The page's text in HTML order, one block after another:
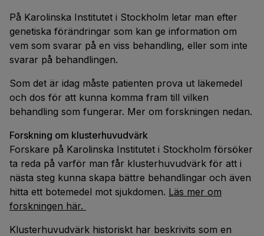
På Karolinska Institutet i Stockholm letar man efter
genetiska förändringar som kan ge information om
vem som svarar på en viss behandling, eller som inte
svarar på behandlingen.
Som det är idag måste patienten prova ut läkemedel
och dos för att kunna komma fram till vilken
behandling som fungerar. Mer om forskningen nedan.
Forskning om klusterhuvudvärk
Forskare på Karolinska Institutet i Stockholm försöker
ta reda på varför man får klusterhuvudvärk för att i
nästa steg kunna skapa bättre behandlingar och även
hitta ett botemedel mot sjukdomen. Läs mer om
forskningen här.
Klusterhuvudvärk historiskt har beskrivits som en